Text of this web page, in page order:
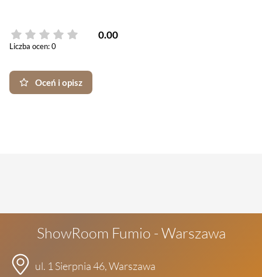
0.00
Liczba ocen: 0
Oceń i opisz
ShowRoom Fumio - Warszawa
ul. 1 Sierpnia 46, Warszawa